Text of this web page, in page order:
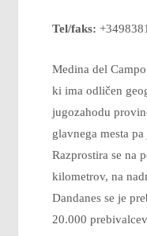
Tel/faks:
Medina del
ki ima odličen
jugozahodu
glavnega mesta
Razprostira se na
kilometrov, na
Dandanes se je
20.000